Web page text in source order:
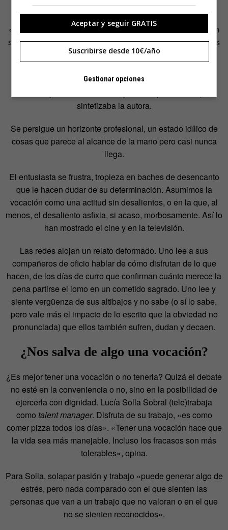
El espejismo de internet y las redes sociales habilita una
«posibilidad de pago afectivo o de un pago inmaterial»: en
seguidores, en exposición, en halagos y compartidos; clics
como caricias. «[Es] Una generación de personas
precariedad laboral y una pasión que les punza (por
sintetizaba la autora.
Se persigue un horizonte profesional, un estado idílico de
cosas que parece al alcance de la mano pero casi nunca
llega.
El entusiasta se frustra, tropieza en baches de desencanto
que le hacen dudar de su determinación. Asumimos la
vocación como una actitud sin desalientos, o en la que, al
menos, el desaliento asfixia, si acaso, morbosamente. Así lo
han mostrado el cine y en la televisión.
Las redes alojan un relato deformado. Uno lee a sus
compañeros de oficio hablar de cómo disfrutan de lo que
hacen, de los días de curro que confirman cuánto merece la
pena partirse el lomo en un cometido sagrado. Uno lee y
siente vergüenza de sus altibajos y no sabe (o sí lo sabe,
pero vale más el impacto de lo escrito que la obviedad no
pronunciada) que ellos también sufren, dudan y decaen.
¿Nos salva de algo una vocación?
¿Es mejor tener una vocación o no tenerla? Quizá el debate
no esté en la conveniencia o no, sino en la posibilidad de
ejercerla con dignidad. Lucía Solla Sobral (tele)trabaja
como talent manager. Disfruta de su trabajo, «es como
comer pizza todos los días». «Tener una vocación hace que
la vida sea más manejable. Incluso los fracasos son más
tolerables», opina.
Para Solla, solapar pasión y trabajo «puede generar algo de
estrés, pero nada comparado con el que sienten las
personas que van a un trabajo que no valoran o en el que
no se sienten reconocidos».
Aceptar y seguir GRATIS
Suscribirse desde 10€/año
Gestionar opciones